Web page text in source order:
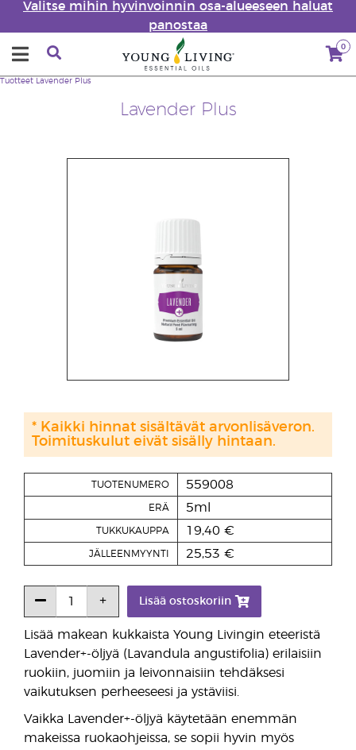
Valitse mihin hyvinvoinnin osa-alueeseen haluat
panostaa
0
Lavender Plus
Tuotteet Lavender Plus
Lisää makean kukkaista Young Livingin eteeristä
Lavender+-öljyä (Lavandula angustifolia) erilaisiin
ruokiin, juomiin ja leivonnaisiin tehdäksesi
vaikutuksen perheeseesi ja ystäviisi.
Vaikka Lavender+-öljyä käytetään enemmän
makeissa ruokaohjeissa, se sopii hyvin myös
TUOTENUMERO 559008
ERÄ 5ml
TUKKUKAUPPA 19,40 €
JÄLLEENMYYNTI 25,53 €
Lisää ostoskoriin
* Kaikki hinnat sisältävät arvonlisäveron.
Toimituskulut eivät sisälly hintaan.